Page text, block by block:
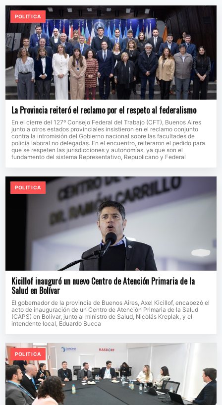
POLITICA
La Provincia reiteró el reclamo por el respeto al federalismo
En el cierre del 127º Consejo Federal del Trabajo (CFT), Buenos Aires
junto a otros estados provinciales insistieron en el reclamo conjunto
contra la intromisión del Gobierno nacional sobre las facultades de
policía laboral no delegadas. En el encuentro, reiteraron el pedido para
que se respeten las jurisdicciones y autonomías, ya que son el
fundamento del sistema Representativo, Republicano y Federal
POLITICA
Kicillof inauguró un nuevo Centro de Atención Primaria de la
Salud en Bolívar
El gobernador de la provincia de Buenos Aires, Axel Kicillof, encabezó el
acto de inauguración de un Centro de Atención Primaria de la Salud
(CAPS) en Bolívar, junto al ministro de Salud, Nicolás Kreplak, y el
intendente local, Eduardo Bucca
POLITICA